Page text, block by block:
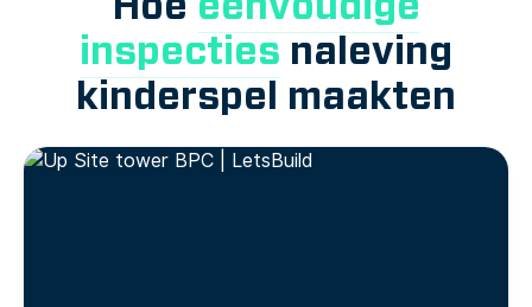
inspectiesnaleving
kinderspel maakten